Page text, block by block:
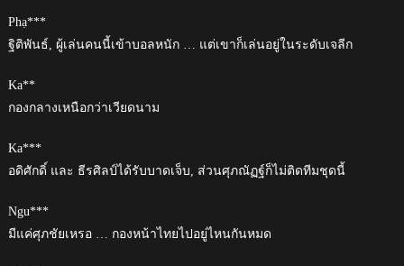
Phạ***
ฐิติพันธ์, ผู้เล่นคนนี้เข้าบอลหนัก … แต่เขาก็เล่นอยู่ในระดับเจลีก
Ka**
กองกลางเหนือกว่าเวียดนาม
Ka***
อดิศักดิ์ และ ธีรศิลป์ได้รับบาดเจ็บ, ส่วนศุภณัฏฐ์ก็ไม่ติดทีมชุดนี้
Ngu***
มีแค่ศุภชัยเหรอ … กองหน้าไทยไปอยู่ไหนกันหมด